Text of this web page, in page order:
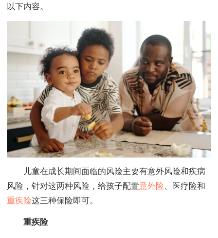
以下内容。
儿童在成长期间面临的风险主要有意外风险和疾病
风险，针对这两种风险，给孩子配置意外险、医疗险和
重疾险这三种保险即可。
重疾险